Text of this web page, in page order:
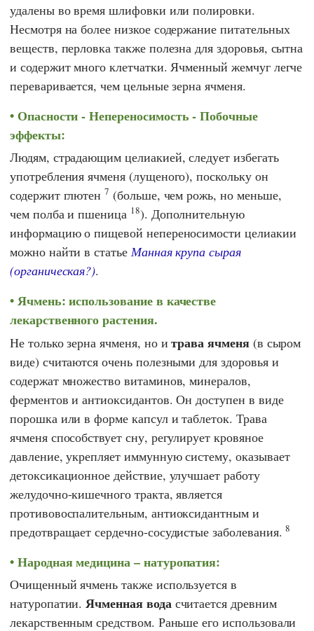
удалены во время шлифовки или полировки.
Несмотря на более низкое содержание питательных
веществ, перловка также полезна для здоровья, сытна
и содержит много клетчатки. Ячменный жемчуг легче
переваривается, чем цельные зерна ячменя.
Опасности - Непереносимость - Побочные
эффекты:
Людям, страдающим целиакией, следует избегать
употребления ячменя (лущеного), поскольку он
содержит глютен7 (больше, чем рожь, но меньше,
чем полба и пшеница 18). Дополнительную
информацию о пищевой непереносимости целиакии
можно найти в статье Манная крупа сырая
(органическая?).
Ячмень: использование в качестве
лекарственного растения.
Не только зерна ячменя, но итрава ячменя(в сыром
виде) считаются очень полезными для здоровья и
содержат множество витаминов, минералов,
ферментов и антиоксидантов. Он доступен в виде
порошка или в форме капсул и таблеток. Трава
ячменя способствует сну, регулирует кровяное
давление, укрепляет иммунную систему, оказывает
детоксикационное действие, улучшает работу
желудочно-кишечного тракта, является
противовоспалительным, антиоксидантным и
предотвращает сердечно-сосудистые заболевания.8
Народная медицина – натуропатия:
Очищенный ячмень также используется в
натуропатии.Ячменная водасчитается древним
лекарственным средством. Раньше его использовали